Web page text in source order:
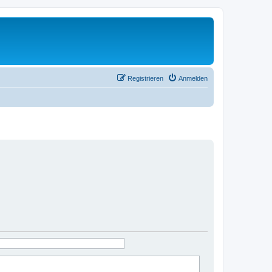
Anmelden
Registrieren